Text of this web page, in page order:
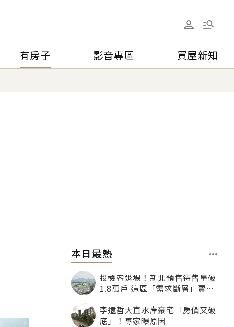
有房子 影音專區 買屋新知
本日最熱
投機客退場！新北預售待售量破
1.8萬戶 這區「需求斷層」賣壓
李遠哲大直水岸豪宅「房價又破
底」！專家曝原因